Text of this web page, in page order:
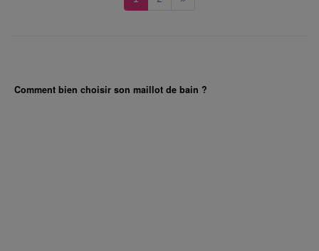
Comment bien choisir son maillot de bain ?